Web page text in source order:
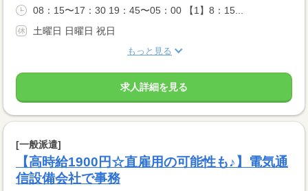
08：15〜17：30 19：45〜05：00 【1】8：15...
土曜日 日曜日 祝日
もっと見る
求人詳細を見る
[一般派遣]
【高時給1900円☆直雇用の可能性も♪】電気通
信設備会社で事務